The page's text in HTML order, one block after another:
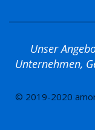
Unser
Unternehmen,
© 2019-2020